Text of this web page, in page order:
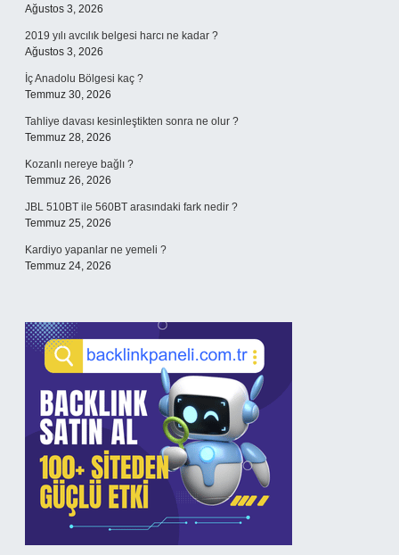
Ağustos 3, 2026
2019 yılı avcılık belgesi harcı ne kadar ?
Ağustos 3, 2026
İç Anadolu Bölgesi kaç ?
Temmuz 30, 2026
Tahliye davası kesinleştikten sonra ne olur ?
Temmuz 28, 2026
Kozanlı nereye bağlı ?
Temmuz 26, 2026
JBL 510BT ile 560BT arasındaki fark nedir ?
Temmuz 25, 2026
Kardiyo yapanlar ne yemeli ?
Temmuz 24, 2026